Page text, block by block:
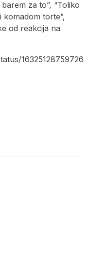
za to”, “Toliko
komadom torte”,
od reakcija na
16325128759726